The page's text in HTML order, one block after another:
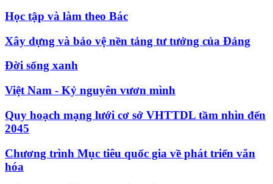
Học tập và làm theo Bác
Xây dựng và bảo vệ nền tảng tư tưởng của Đảng
Đời sống xanh
Việt Nam - Kỷ nguyên vươn mình
Quy hoạch mạng lưới cơ sở VHTTDL tầm nhìn đến
2045
Chương trình Mục tiêu quốc gia về phát triển văn
hóa